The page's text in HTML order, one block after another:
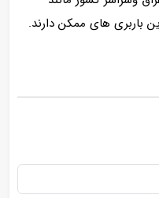
باربری های ممکن دارند.